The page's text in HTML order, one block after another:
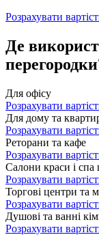
Розрахувати
Де
Для офісу
Розрахувати
Для дому та
Розрахувати
Реторани та кафе
Розрахувати
Салони краси і спа
Розрахувати
Торгові центри та
Розрахувати
Душові та ванні
Розрахувати